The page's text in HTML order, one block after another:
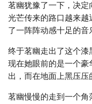
茗幽犹豫了一下，决
光芒传来的路口越来
了一阵阵动感十足的音
终于茗幽走出了这个
现在她眼前的是一个
出，而在地面上黑压压
茗幽慢慢的走到一个